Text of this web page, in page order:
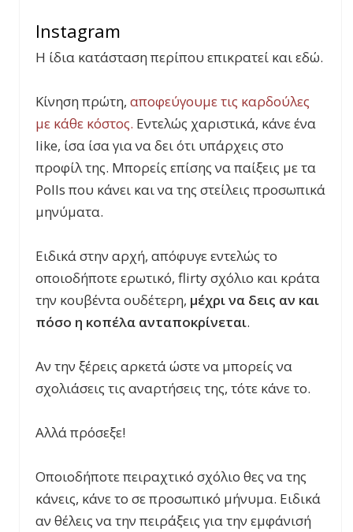
Instagram
Η ίδια κατάσταση περίπου επικρατεί και εδώ.
Κίνηση πρώτη, αποφεύγουμε τις καρδούλες
με κάθε κόστος. Εντελώς χαριστικά, κάνε ένα
like, ίσα ίσα για να δει ότι υπάρχεις στο
προφίλ της. Μπορείς επίσης να παίξεις με τα
Polls που κάνει και να της στείλεις προσωπικά
μηνύματα.
Ειδικά στην αρχή, απόφυγε εντελώς το
οποιοδήποτε ερωτικό, flirty σχόλιο και κράτα
την κουβέντα ουδέτερη, μέχρι να δεις αν και
πόσο η κοπέλα ανταποκρίνεται.
Αν την ξέρεις αρκετά ώστε να μπορείς να
σχολιάσεις τις αναρτήσεις της, τότε κάνε το.
Αλλά πρόσεξε!
Οποιοδήποτε πειραχτικό σχόλιο θες να της
κάνεις, κάνε το σε προσωπικό μήνυμα. Ειδικά
αν θέλεις να την πειράξεις για την εμφάνισή